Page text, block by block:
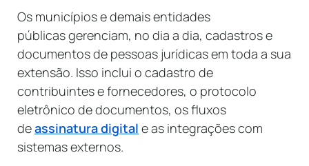
Os municípios e demais entidades
públicas gerenciam, no dia a dia, cadastros e
documentos de pessoas jurídicas em toda a sua
extensão. Isso inclui o cadastro de
contribuintes e fornecedores, o protocolo
eletrônico de documentos, os fluxos
deassinatura digital e as integrações com
sistemas externos.